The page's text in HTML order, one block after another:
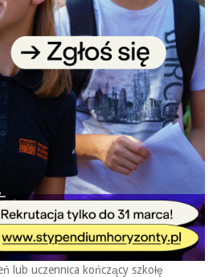
lub uczennica kończący szkołę